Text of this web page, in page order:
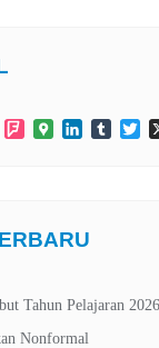
Flickr Foursquare
GoogleLinkedIn
Tahun Pelajaran
Nonformal